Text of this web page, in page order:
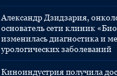
Александр Дзидзария,
основатель сети клиник
изменилась диагностика и
урологических заболеваний
Киноиндустрия получила